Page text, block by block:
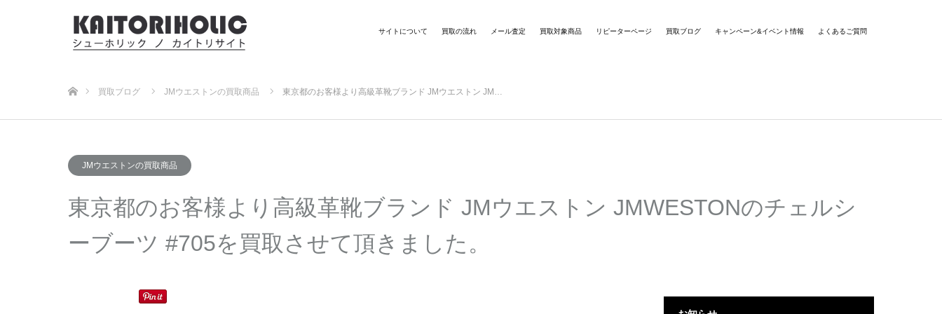
サイトについて 買取の流れ メール査定 買取対象商品 リピーターページ 買取ブログ キャンペーン&イベント情報 よくあるご質問
買取ブログ JMウエストンの買取商品 東京都のお客様より高級革靴ブランド JMウエストン JM…
JMウエストンの買取商品
東京都のお客様より高級革靴ブランド JMウエストン JMWESTONのチェルシ
ーブーツ #705を買取させて頂きました。